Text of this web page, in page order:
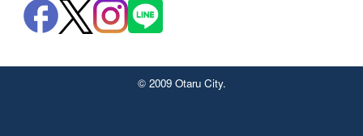
© 2009 Otaru City.